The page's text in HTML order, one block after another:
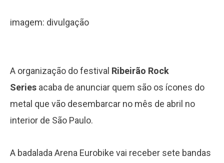
imagem: divulgação
A organização do festival Ribeirão Rock
Series acaba de anunciar quem são os ícones do
metal que vão desembarcar no mês de abril no
interior de São Paulo.
A badalada Arena Eurobike vai receber sete bandas